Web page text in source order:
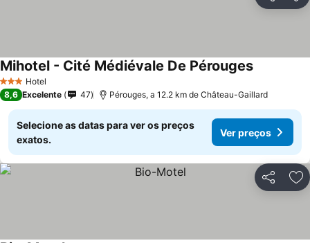
3 EstrelasHotel
Mihotel - Cité Médiévale De Pérouges
8,6 Excelente 47 Pérouges, a 12.2 km de Château-Gaillard
Selecione as datas para ver os preços
exatos.
Ver preços
Partilhar